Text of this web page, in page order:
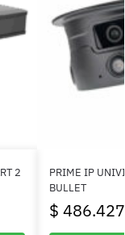
2
PRIME IP
BULLET
$ 486.427